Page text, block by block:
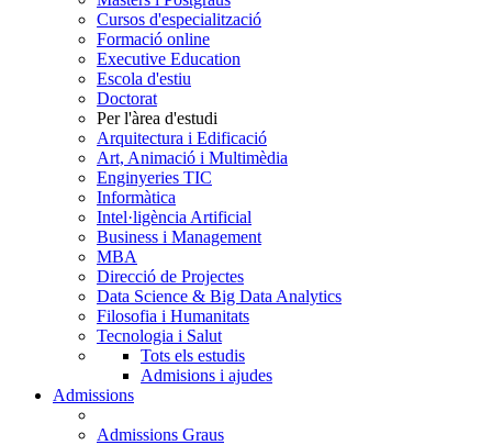
Cursos d'especialització
Formació online
Executive Education
Escola d'estiu
Doctorat
Per l'àrea d'estudi
Arquitectura i Edificació
Art, Animació i Multimèdia
Enginyeries TIC
Informàtica
Intel·ligència Artificial
Business i Management
MBA
Direcció de Projectes
Data Science & Big Data Analytics
Filosofia i Humanitats
Tecnologia i Salut
Tots els estudis
Admisions i ajudes
Admissions
Admissions Graus